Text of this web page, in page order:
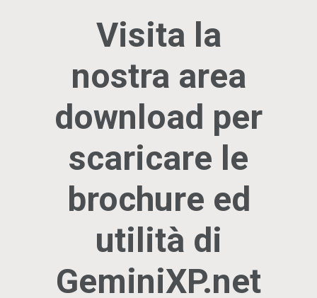
Visita la
nostra area
download per
scaricare le
brochure ed
utilità di
GeminiXP.net